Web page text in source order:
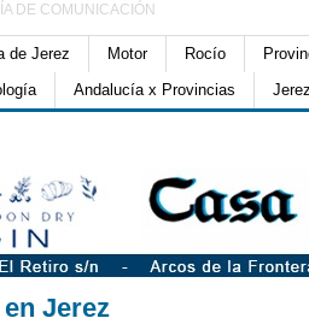
DE COMUNICACIÓN
de Jerez Motor Rocío
Andalucía x Provincias Jerez
Jerez